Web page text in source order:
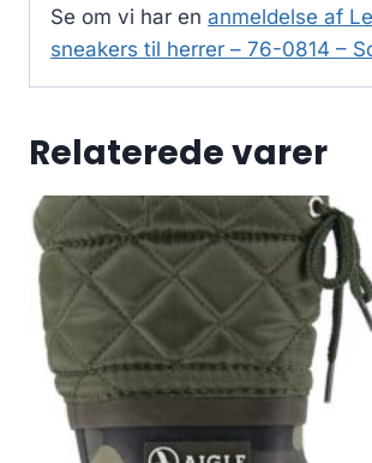
Se om vi har en anmeldelse af
sneakers til herrer – 76-0814 –
Relaterede varer